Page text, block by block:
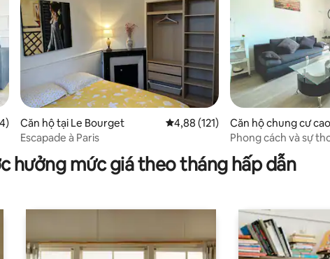
bình 4,96/5, 114 đánh giá
Căn hộ tại Le Bourget Xếp hạng trung bình 4,88/5, 121
4,88 (121)
Escapade à Paris
Căn hộ chung cư
e Bourget
Phong cách và sự
hưởng mức giá theo tháng hấp dẫn